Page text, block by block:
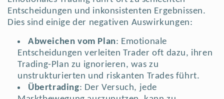
Entscheidungen und inkonsistenten Ergebnissen.
Dies sind einige der negativen Auswirkungen:
Abweichen vom Plan: Emotionale
Entscheidungen verleiten Trader oft dazu, ihren
Trading-Plan zu ignorieren, was zu
unstrukturierten und riskanten Trades führt.
Übertrading: Der Versuch, jede